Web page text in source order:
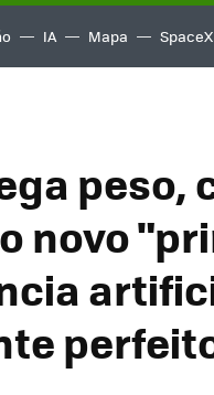
IA Mapa SpaceX
peso,
novo